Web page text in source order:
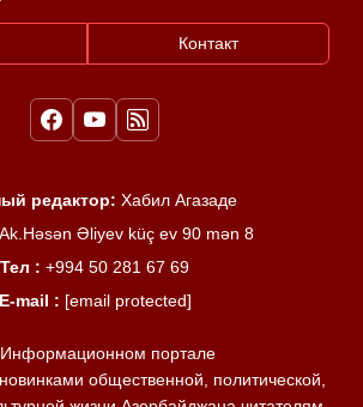
Контакт
редактор: Хабил Агазаде
Ak.Həsən Əliyev küç ev 90 mən 8
Тел : +994 50 281 67 69
E-mail : [email protected]
портале
общественной, политической,